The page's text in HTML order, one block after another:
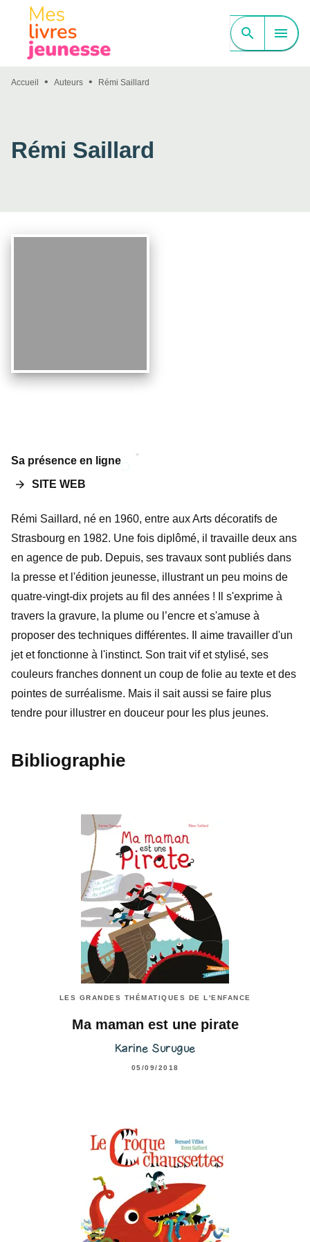
MENU CONTENU
PIED DE PAGE
search menu
Accueil • Auteurs • Rémi Saillard
Rémi Saillard
Rémi Saillard, né en 1960, entre aux Arts décoratifs de
Strasbourg en 1982. Une fois diplômé, il travaille deux ans
en agence de pub. Depuis, ses travaux sont publiés dans
la presse et l'édition jeunesse, illustrant un peu moins de
quatre-vingt-dix projets au fil des années ! Il s'exprime à
travers la gravure, la plume ou l’encre et s'amuse à
proposer des techniques différentes. Il aime travailler d'un
jet et fonctionne à l'instinct. Son trait vif et stylisé, ses
couleurs franches donnent un coup de folie au texte et des
pointes de surréalisme. Mais il sait aussi se faire plus
tendre pour illustrer en douceur pour les plus jeunes.
Sa présence en ligne
arrow_forward SITE WEB
Bibliographie
LES GRANDES THÉMATIQUES DE L'ENFANCE
Ma maman est une pirate
Karine Surugue
05/09/2018